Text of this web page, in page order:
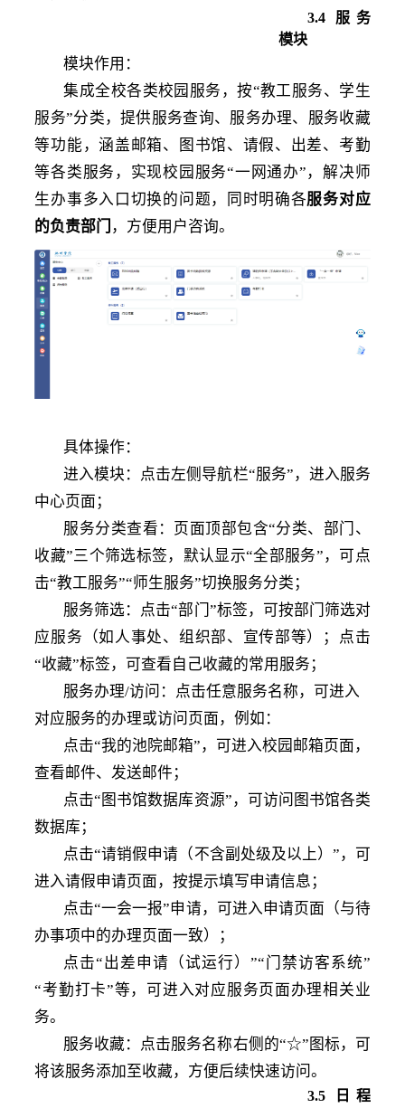
3.4 服务
模块
模块作用 ：
集成全校各类校园服务，按“教工服务、学生
服务”分类，提供服务查询、服务办理、服务收藏
等功能，涵盖邮箱、图书馆、请假、出差、考勤
等各类服务，实现校园服务“一网通办”，解决师
生办事多入口切换的问题，同时明确各服务对应
的负责部门 ，方便用户咨询。
具体操作：
进入模块：点击左侧导航栏“服务”，进入服务
中心页面；
服务分类查看：页面顶部包含“分类、部门、
收藏”三个筛选标签，默认显示“全部服务”，可点
击“教工服务”“师生服务”切换服务分类；
服务筛选：点击“部门”标签，可按部门筛选对
应服务（如人事处、组织部、宣传部等）；点击
“收藏”标签，可查看自己收藏的常用服务；
服务办理/访问：点击任意服务名称，可进入
对应服务的办理或访问页面，例如：
点击“我的池院邮箱”，可进入校园邮箱页面，
查看邮件、发送邮件；
点击“图书馆数据库资源”，可访问图书馆各类
数据库；
点击“请销假申请（不含副处级及以上）”，可
进入请假申请页面，按提示填写申请信息；
点击“一会一报”申请，可进入申请页面（与待
办事项中的办理页面一致）；
点击“出差申请（试运行）”“门禁访客系统”
“考勤打卡”等，可进入对应服务页面办理相关业
务。
服务收藏：点击服务名称右侧的“☆”图标，可
将该服务添加至收藏，方便后续快速访问。
3.5
日程